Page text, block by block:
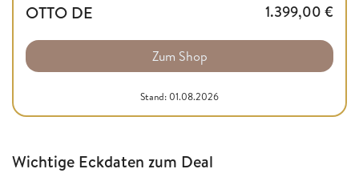
OTTO DE 1.399,00 €
Zum Shop
Stand: 01.08.2026
Wichtige Eckdaten zum Deal